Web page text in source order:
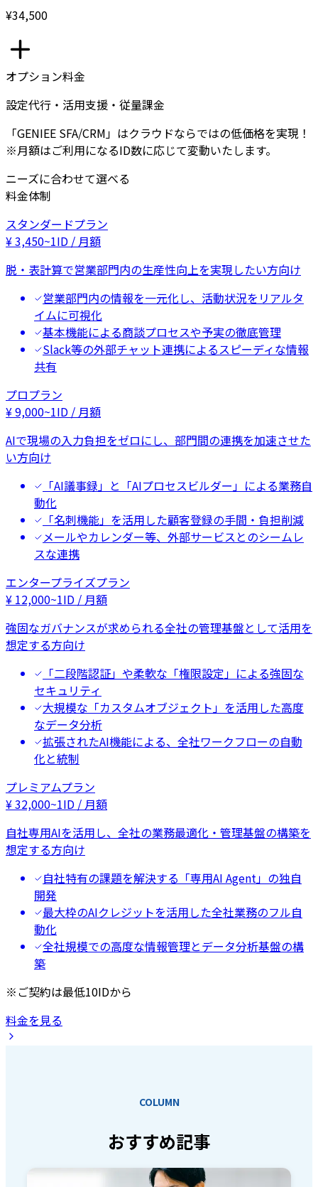
¥34,500
オプション料金
設定代行・活用支援・従量課金
「GENIEE SFA/CRM」はクラウドならではの低価格を実現！
※月額はご利用になるID数に応じて変動いたします。
ニーズに合わせて選べる
料金体制
スタンダードプラン
¥3,450~1ID / 月額
脱・表計算で営業部門内の生産性向上を実現したい方向け
営業部門内の情報を一元化し、活動状況をリアルタ
イムに可視化
基本機能による商談プロセスや予実の徹底管理
Slack等の外部チャット連携によるスピーディな情報
共有
プロプラン
¥9,000~1ID / 月額
AIで現場の入力負担をゼロにし、部門間の連携を加速させた
い方向け
「AI議事録」と「AIプロセスビルダー」による業務自
動化
「名刺機能」を活用した顧客登録の手間・負担削減
メールやカレンダー等、外部サービスとのシームレ
スな連携
エンタープライズプラン
¥ 12,000~1ID / 月額
強固なガバナンスが求められる全社の管理基盤として活用を
想定する方向け
「二段階認証」や柔軟な「権限設定」による強固な
セキュリティ
大規模な「カスタムオブジェクト」を活用した高度
なデータ分析
拡張されたAI機能による、全社ワークフローの自動
化と統制
プレミアムプラン
¥32,000~1ID / 月額
自社専用AIを活用し、全社の業務最適化・管理基盤の構築を
想定する方向け
自社特有の課題を解決する「専用AI Agent」の独自
開発
最大枠のAIクレジットを活用した全社業務のフル自
動化
全社規模での高度な情報管理とデータ分析基盤の構
築
※ご契約は最低10IDから
料金を見る
COLUMN
おすすめ記事